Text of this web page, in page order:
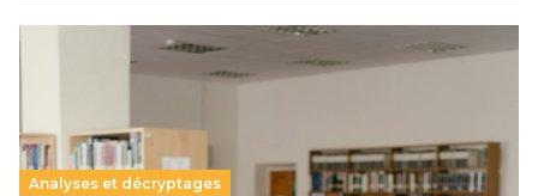
Analyses et décryptages